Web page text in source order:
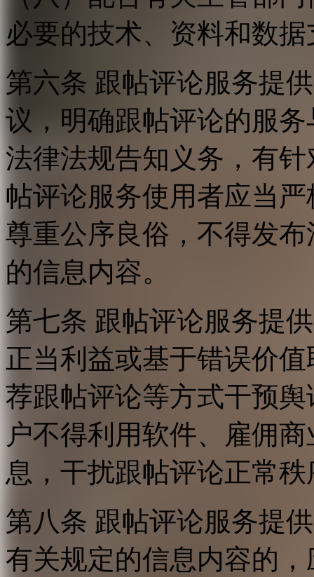
必要的技术、资料和数
第六条 跟帖评论服务提
议，明确跟帖评论的服
法律法规告知义务，有
帖评论服务使用者应当
尊重公序良俗，不得发
的信息内容。
第七条 跟帖评论服务提
正当利益或基于错误价
荐跟帖评论等方式干预
户不得利用软件、雇佣
息，干扰跟帖评论正常
第八条 跟帖评论服务提
有关规定的信息内容的